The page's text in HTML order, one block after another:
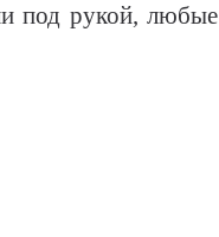
под рукой, любые